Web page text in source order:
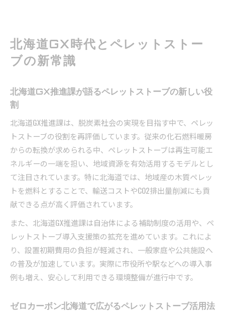
北海道GX時代とペレットストー
ブの新常識
北海道GX推進課が語るペレットストーブの新しい役
割
北海道GX推進課は、脱炭素社会の実現を目指す中で、ペレッ
トストーブの役割を再評価しています。従来の化石燃料暖房
からの転換が求められる中、ペレットストーブは再生可能エ
ネルギーの一端を担い、地域資源を有効活用するモデルとし
て注目されています。特に北海道では、地域産の木質ペレッ
トを燃料とすることで、輸送コストやCO2排出量削減にも貢
献できる点が高く評価されています。
また、北海道GX推進課は自治体による補助制度の活用や、ペ
レットストーブ導入支援策の拡充を進めています。これによ
り、設置初期費用の負担が軽減され、一般家庭や公共施設へ
の普及が加速しています。実際に市役所や駅などへの導入事
例も増え、安心して利用できる環境整備が進行中です。
ゼロカーボン北海道で広がるペレットストーブ活用法